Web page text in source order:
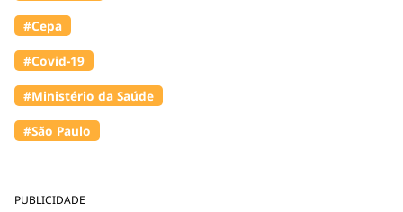
PUBLICIDADE
#Cepa
#Covid-19
#Ministério da Saúde
#São Paulo